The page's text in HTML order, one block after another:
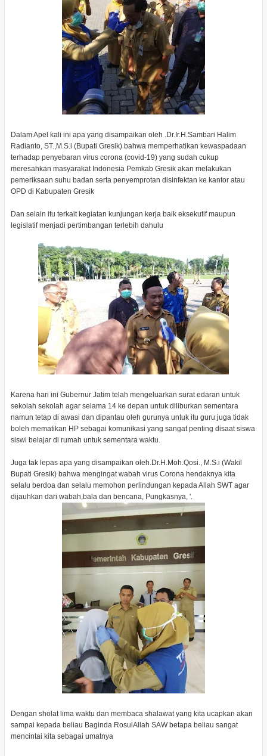
Dalam Apel kali ini apa yang disampaikan oleh .Dr.Ir.H.Sambari Halim
Radianto, ST.,M.S.i (Bupati Gresik) bahwa memperhatikan kewaspadaan
terhadap penyebaran virus corona (covid-19) yang sudah cukup
meresahkan masyarakat Indonesia Pemkab Gresik akan melakukan
pemeriksaan suhu badan serta penyemprotan disinfektan ke kantor atau
OPD di Kabupaten Gresik
Dan selain itu terkait kegiatan kunjungan kerja baik eksekutif maupun
legislatif menjadi pertimbangan terlebih dahulu
Karena hari ini Gubernur Jatim telah mengeluarkan surat edaran untuk
sekolah sekolah agar selama 14 ke depan untuk diliburkan sementara
namun tetap di awasi dan dipantau oleh gurunya untuk itu guru juga tidak
boleh mematikan HP sebagai komunikasi yang sangat penting disaat siswa
siswi belajar di rumah untuk sementara waktu.
Juga tak lepas apa yang disampaikan oleh.Dr.H.Moh.Qosi., M.S.i (Wakil
Bupati Gresik) bahwa mengingat wabah virus Corona hendaknya kita
selalu berdoa dan selalu memohon perlindungan kepada Allah SWT agar
dijauhkan dari wabah,bala dan bencana, Pungkasnya, '.
Dengan sholat lima waktu dan membaca shalawat yang kita ucapkan akan
sampai kepada beliau Baginda RosulAllah SAW betapa beliau sangat
mencintai kita sebagai umatnya